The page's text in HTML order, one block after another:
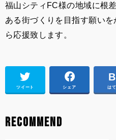
福山シティFC様の地域に根
ある街づくりを目指す願い
ら応援致します。
ツイート シェア は
RECOMMEND